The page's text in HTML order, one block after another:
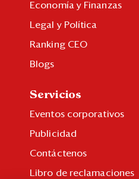
Economía y Finanzas
Legal y Política
Ranking CEO
Blogs
Servicios
Eventos corporativos
Publicidad
Contáctenos
Libro de reclamaciones